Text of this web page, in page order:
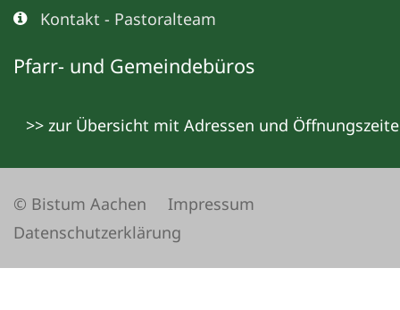
Kontakt - Pastoralteam
Pfarr- und Gemeindebüros
>> zur Übersicht mit Adressen und
© Bistum Aachen
Impressum
Datenschutzerklärung